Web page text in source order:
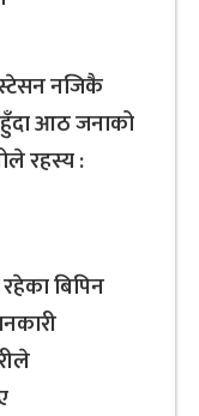
नजिकै
आठ जनाको
रहस्य :
बिपिन